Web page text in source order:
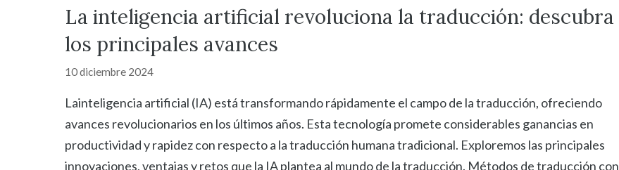
La inteligencia artificial revoluciona la traducción: descubra
los principales avances
10 diciembre 2024
Lainteligencia artificial (IA) está transformando rápidamente el campo de la traducción, ofreciendo
avances revolucionarios en los últimos años. Esta tecnología promete considerables ganancias en
productividad y rapidez con respecto a la traducción humana tradicional. Exploremos las principales
innovaciones, ventajas y retos que la IA plantea al mundo de la traducción. Métodos de traducción con